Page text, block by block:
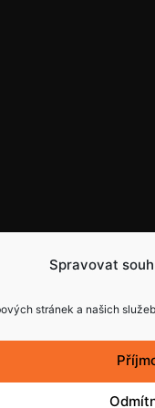
Spravovat
stránek a našich